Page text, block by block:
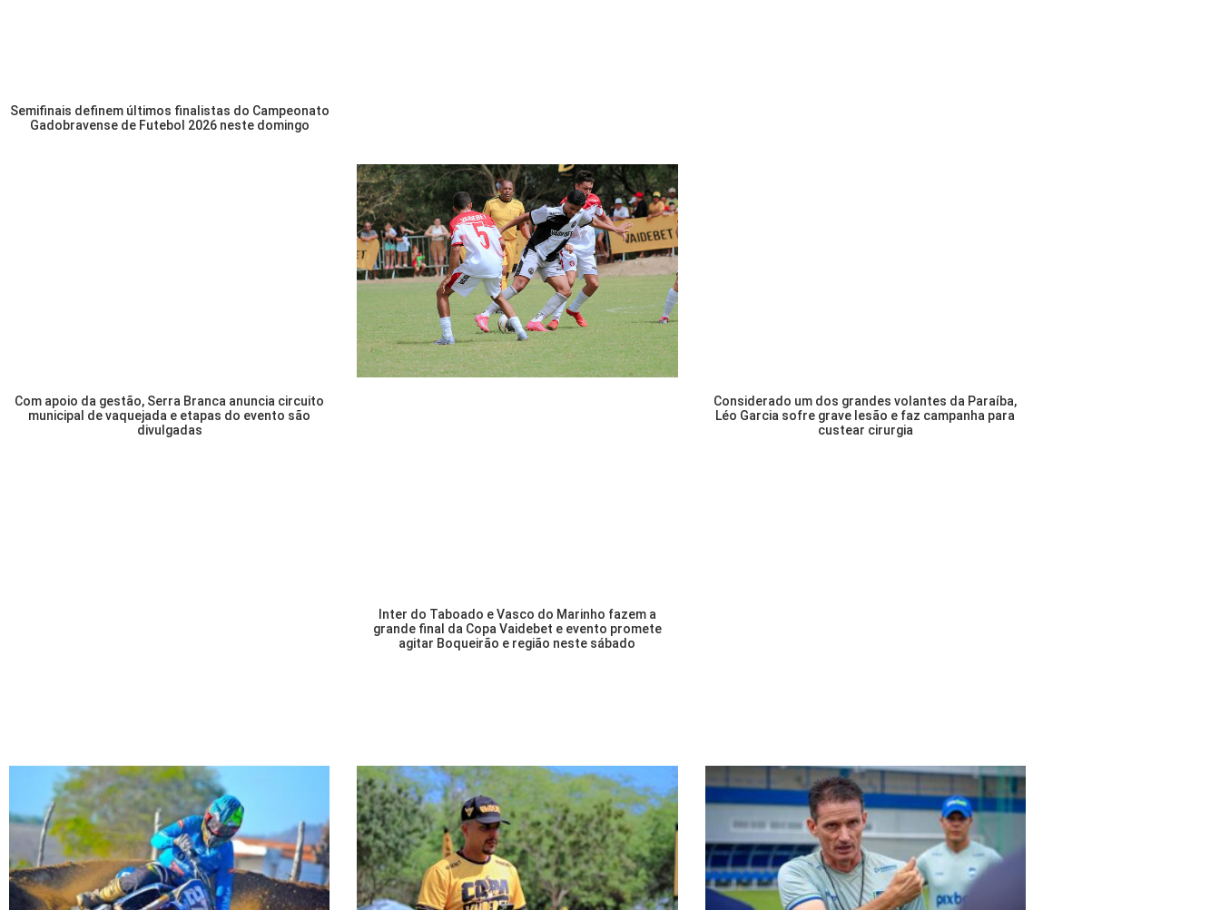
Semifinais definem últimos finalistas do Campeonato
Gadobravense de Futebol 2026 neste domingo
Com apoio da gestão, Serra Branca anuncia circuito
municipal de vaquejada e etapas do evento são
divulgadas
Inter do Taboado e Vasco do Marinho fazem a
grande final da Copa Vaidebet e evento promete
agitar Boqueirão e região neste sábado
Considerado um dos grandes volantes da Paraíba,
Léo Garcia sofre grave lesão e faz campanha para
custear cirurgia